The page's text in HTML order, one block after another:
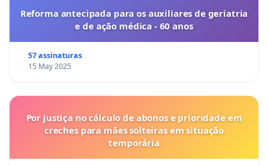
Reforma antecipada para os auxiliares de geriatria
e de ação médica - 60 anos
57 assinaturas
15 May 2025
Por justiça no cálculo de abonos e prioridade em
creches para mães solteiras em situação
temporária